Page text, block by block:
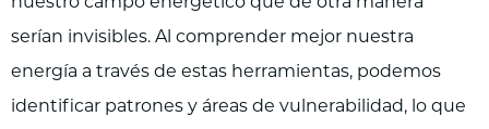
serían invisibles. Al comprender mejor nuestra
energía a través de estas herramientas, podemos
identificar patrones y áreas de vulnerabilidad, lo que